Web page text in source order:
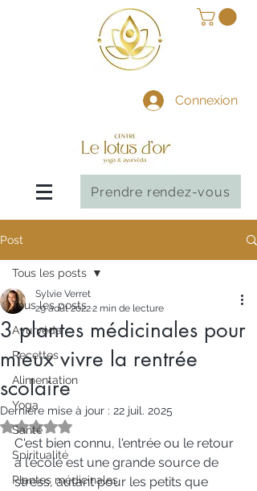
Connexion
Prendre rendez-vous
Post
Tous les posts
Ayurvéda
Recettes
Alimentation
Yoga
Santé
Spiritualité
Plantes médicinales
Tous les posts
3 plantes médicinales pour
mieux vivre la rentrée
scolaire
Sylvie Verret
29 août 20222 min de lecture
Dernière mise à jour : 22 juil. 2025
Noté NaN étoiles sur 5.
C'est bien connu, l'entrée ou le retour
à l'école est une grande source de
stress, autant pour les petits que